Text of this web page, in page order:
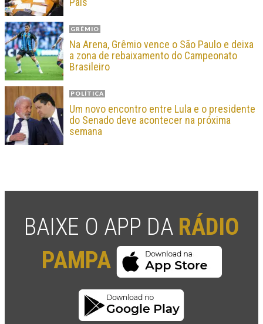
GRÊMIO
Na Arena, Grêmio vence o São Paulo e deixa
a zona de rebaixamento do Campeonato
Brasileiro
POLÍTICA
Um novo encontro entre Lula e o presidente
do Senado deve acontecer na próxima
semana
BAIXE O APP DA RÁDIO
PAMPA